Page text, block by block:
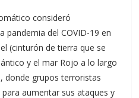
consideró
pandemia del COVID-19 en
(cinturón de tierra que se
y el mar Rojo a lo largo
donde grupos terroristas
aumentar sus ataques y